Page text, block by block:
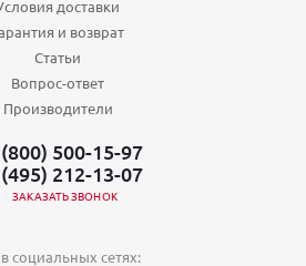
доставки
и возврат
Статьи
Вопрос-ответ
Производители
500-15-97
212-13-07
ЗАКАЗАТЬ ЗВОНОК
социальных сетях: